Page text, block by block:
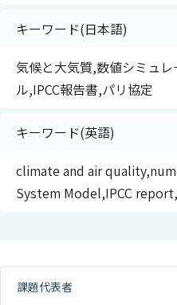
キーワード(日本語)
気候と大気質,数値シミュ
ル,IPCC報告書,パリ協定
キーワード(英語)
climate and air
System Model,IPCC
課題代表者